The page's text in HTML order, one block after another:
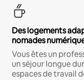
Des logements
nomades
Vous êtes un
un séjour longue
espaces de travail